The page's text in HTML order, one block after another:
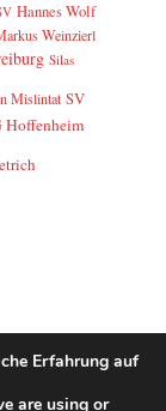
Hannes Wolf
Weinzierl
Silas
Mislintat SV
Hoffenheim
Erfahrung auf
are using or